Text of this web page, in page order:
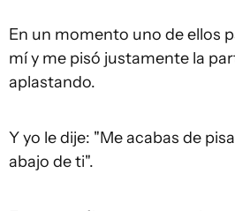
En un momento uno de ellos
mí y me pisó justamente la
aplastando.
Y yo le dije: "Me acabas de
abajo de ti".